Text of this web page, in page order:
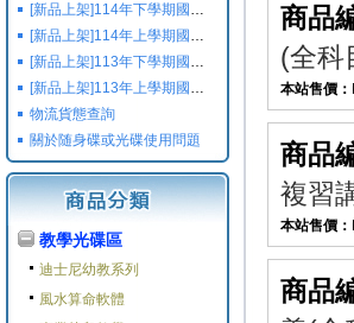
[新品上架]114年下學期國小國中高中命題光碟,校用卷,習作
[新品上架]114年上學期國小國中高中命題光碟,校用卷,習作
[新品上架]113年下學期國小國中高中命題光碟,校用卷,習作
[新品上架]113年上學期國小國中高中命題光碟,校用卷,習作
物流貨態查詢
關於随身碟或光碟使用問題
教學光碟區
迪士尼幼教系列
風水算命軟體
商品
(全科
本站售價：
商品
複習
本站售價：
商品